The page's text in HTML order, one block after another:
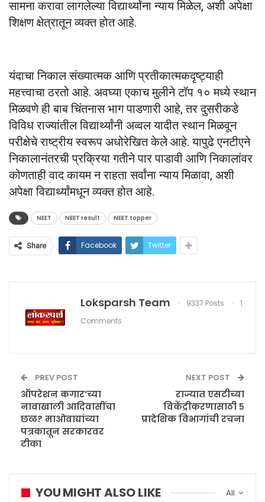
सामना करावा लागलेल्या विद्यार्थ्यांना न्याय मिळेल, अशी अपेक्षा
शिक्षण क्षेत्रातून व्यक्त होत आहे.
यंदाचा निकाल संख्यात्मक आणि प्रतीकात्मकदृष्ट्याही
महत्त्वाचा ठरतो आहे. अवघ्या एकाच मुलीने टॉप १० मध्ये स्थान
मिळवणे ही बाब चिंतनास भाग पाडणारी आहे, तर दुसरीकडे
विविध राज्यांतील विद्यार्थ्यांनी अव्वल यादीत स्थान मिळवून
परीक्षेचे राष्ट्रीय स्वरूप अधोरेखित केले आहे. यापुढे एनटीएने
निकालानंतरची प्रक्रिया गतीने पार पाडावी आणि निकालांवर
कोणताही वाद कायम न राहता सर्वांना न्याय मिळावा, अशी
अपेक्षा विद्यार्थ्यांमधून व्यक्त होत आहे.
NEET NEET result NEET topper
Share Facebook Twitter
Loksparsh Team 9337 Posts
1
Comments
PREV POST
ऑपरेशन कगार’च्या
नावाखाली आदिवासींचा
छळ? माओवाद्यांच्या
पत्रकातून सरकारवर
टीका
NEXT POST
राज्यात एसटीच्या
विकेंद्रीकरणासाठी ५
प्रादेशिक विभागांची रचना
All
YOU MIGHT ALSO LIKE